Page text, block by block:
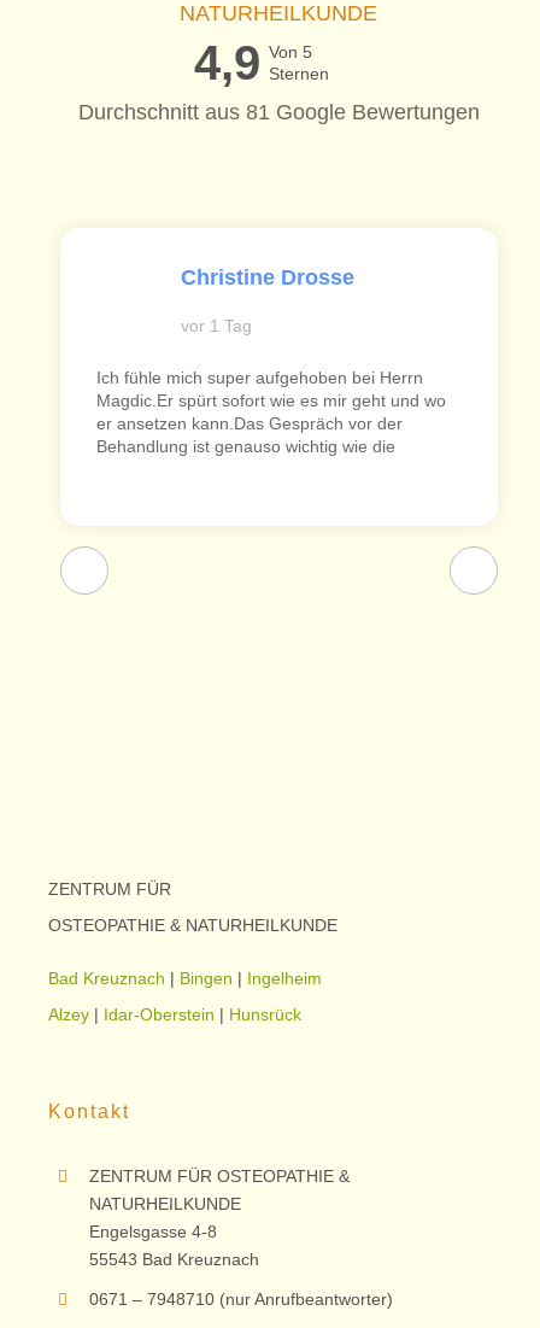
NATURHEILKUNDE
4,9 Von 5
Sternen
Durchschnitt aus 81 Google Bewertungen
Christine Drosse
vor 1 Tag
Ich fühle mich super aufgehoben bei Herrn
Magdic.Er spürt sofort wie es mir geht und wo
er ansetzen kann.Das Gespräch vor der
Behandlung ist genauso wichtig wie die
ZENTRUM FÜR
OSTEOPATHIE & NATURHEILKUNDE
Bad Kreuznach | Bingen | Ingelheim
Alzey| Idar-Oberstein | Hunsrück
Kontakt
ZENTRUM FÜR OSTEOPATHIE &
NATURHEILKUNDE
Engelsgasse 4-8
55543 Bad Kreuznach
0671 – 7948710 (nur Anrufbeantworter)